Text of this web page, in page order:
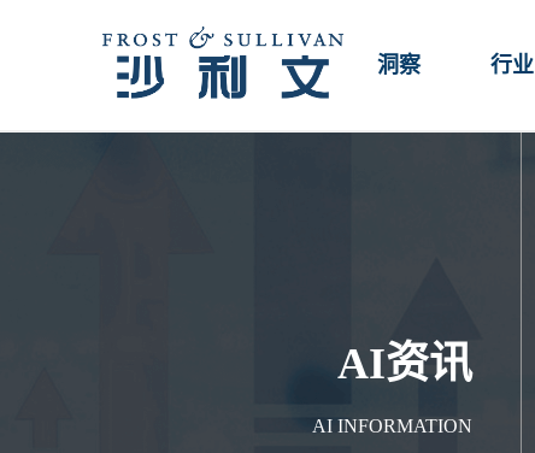
洞察 行业
AI资讯
AI INFORMATION